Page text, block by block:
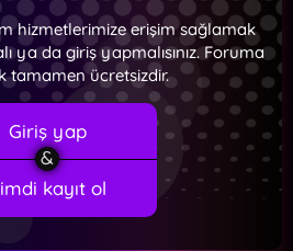
hizmetlerimize erişim sağlamak
ya da giriş yapmalısınız. Foruma
tamamen ücretsizdir.
Giriş yap
kayıt ol